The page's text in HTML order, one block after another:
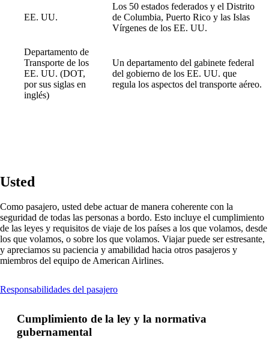
EE. UU.
Los 50 estados federados y el Distrito
de Columbia, Puerto Rico y las Islas
Vírgenes de los EE. UU.
Departamento de
Transporte de los
EE. UU. (DOT,
por sus siglas en
inglés)
Un departamento del gabinete federal
del gobierno de los EE. UU. que
regula los aspectos del transporte aéreo.
Usted
Como pasajero, usted debe actuar de manera coherente con la
seguridad de todas las personas a bordo. Esto incluye el cumplimiento
de las leyes y requisitos de viaje de los países a los que volamos, desde
los que volamos, o sobre los que volamos. Viajar puede ser estresante,
y apreciamos su paciencia y amabilidad hacia otros pasajeros y
miembros del equipo de American Airlines.
Responsabilidades del pasajeroThis
be
Cumplimiento de la ley y la normativa
gubernamental